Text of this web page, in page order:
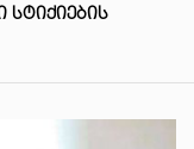
ᲡᲢᲘᲥᲘᲔᲑᲘᲡ